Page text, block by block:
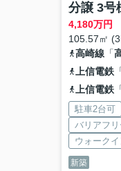
分譲 3号
4,180万円
105.57㎡
高崎線「
上信電鉄
上信電鉄
駐車2台可
バリアフリ
ウォーク
新築